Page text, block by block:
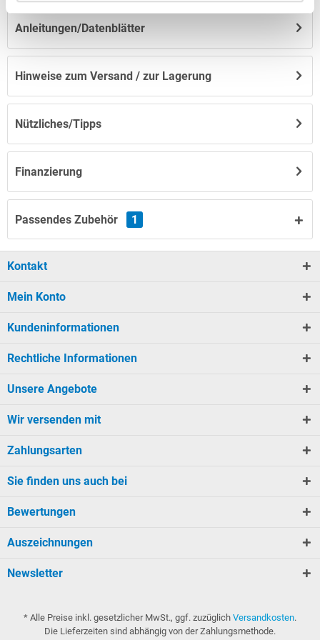
Finanzierung
Anleitungen/Datenblätter
Hinweise zum Versand / zur Lagerung
Nützliches/Tipps
Passendes Zubehör 1
Kontakt
Mein Konto
Kundeninformationen
Rechtliche Informationen
Unsere Angebote
Wir versenden mit
Zahlungsarten
Sie finden uns auch bei
Bewertungen
Auszeichnungen
Newsletter
* Alle Preise inkl. gesetzlicher MwSt., ggf. zuzüglich Versandkosten.
Die Lieferzeiten sind abhängig von der Zahlungsmethode.